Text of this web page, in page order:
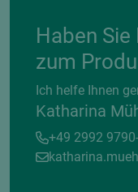
Haben Sie
zum
Ich helfe Ihnen
Katharina
+49 2992